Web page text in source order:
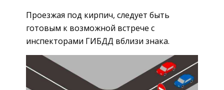
Проезжая под кирпич, следует быть
готовым к возможной встрече с
инспекторами ГИБДД вблизи знака.